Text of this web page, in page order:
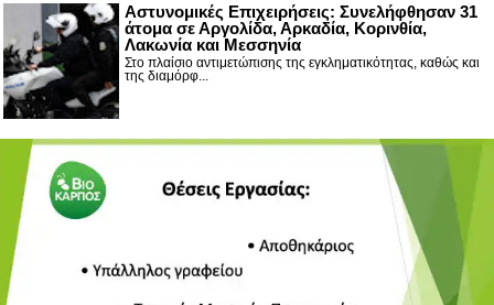
Αστυνομικές Επιχειρήσεις: Συνελήφθησαν 31
άτομα σε Αργολίδα, Αρκαδία, Κορινθία,
Λακωνία και Μεσσηνία
Στο πλαίσιο αντιμετώπισης της εγκληματικότητας, καθώς και
της διαμόρφ...